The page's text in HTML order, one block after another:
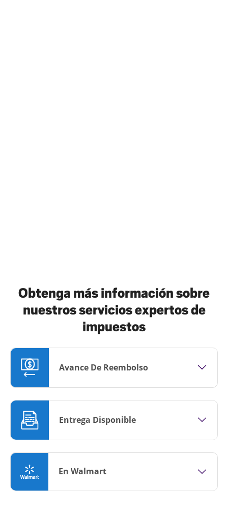
Obtenga más información sobre
nuestros servicios expertos de
impuestos
Avance De Reembolso
Entrega Disponible
En Walmart